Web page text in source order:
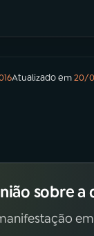
Atualizado em20/
sobre